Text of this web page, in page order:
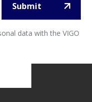
Submit
data with the VIGO